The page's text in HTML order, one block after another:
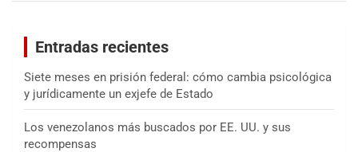
Entradas recientes
Siete meses en prisión federal: cómo cambia psicológica
y jurídicamente un exjefe de Estado
Los venezolanos más buscados por EE. UU. y sus
recompensas